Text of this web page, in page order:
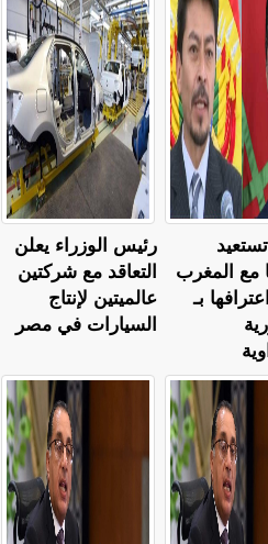
رئيس الوزراء يعلن
التعاقد مع شركتين
عالميتين لإنتاج
السيارات في مصر
مع المغرب
بـ